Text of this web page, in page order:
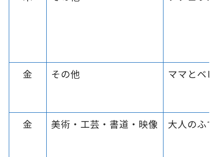
金 その他 ママとベ
金 美術・工芸・書道・映像 大人のふ